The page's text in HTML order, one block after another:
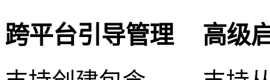
跨平台引导管理 高级